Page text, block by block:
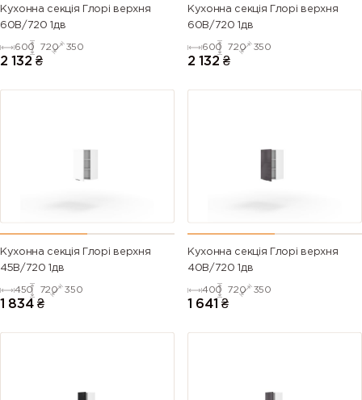
Кухонна секція Глорі верхня
60В/720 1дв
600 720 350
2 132 ₴
Кухонна секція Глорі верхня
60В/720 1дв
600 720 350
2 132 ₴
Кухонна секція Глорі верхня
45В/720 1дв
450 720 350
1 834 ₴
Кухонна секція Глорі верхня
40В/720 1дв
400 720 350
1 641 ₴